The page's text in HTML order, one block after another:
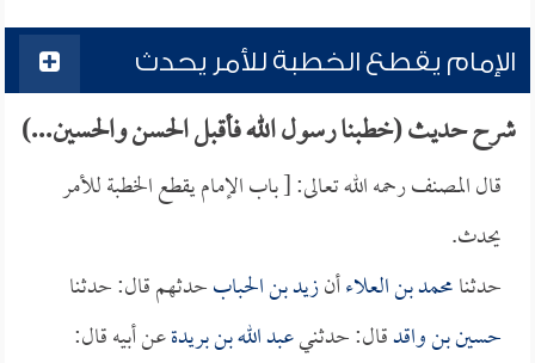
الإمام يقطع الخطبة للأمر يحدث
شرح حديث (خطبنا رسول الله فأقبل الحسن والحسين...)
قال المصنف رحمه الله تعالى: [ باب الإمام يقطع الخطبة للأمر
يحدث.
حدثنامحمد بن العلاءأنزيد بن الحبابحدثهم قال: حدثنا
حسين بن واقدقال: حدثنيعبد الله بن بريدةعن أبيه قال: